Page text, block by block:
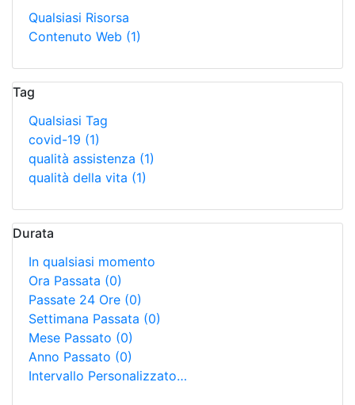
Qualsiasi Risorsa
Contenuto Web (1)
Tag
Qualsiasi Tag
covid-19 (1)
qualità assistenza (1)
qualità della vita (1)
Durata
In qualsiasi momento
Ora Passata (0)
Passate 24 Ore (0)
Settimana Passata (0)
Mese Passato (0)
Anno Passato (0)
Intervallo Personalizzato…